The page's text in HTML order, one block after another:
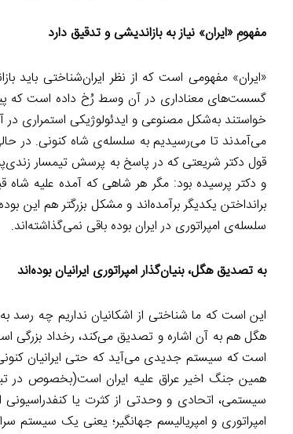
مفهومِ «ایران» نیاز به بازاندیشی و تدقیق دارد
«ایران» مفهومی است که از نظر ایران‌شناختی باید
گسست‌های معناداری در آن وسط رُخ داده است که
خواستند به‌شکل مصنوعی و ایدئولوژیکی استمراری
می‌آمدند تا می‌رسیدیم به سلسله‌ی شاه کنونی. در
قول دکتر شریعتی که در پاسخ به پرسش تیمسار
و دکتر پرسیده بود: مگر هر شاهی که آمده علیه شاه
برانداختن یکدیگر برآمده‌اند و مشکل بزرگتر هم این
سلسله‌ی امپراتوری در ایران بوده باقی نمی‌گذاشته‌اند.
به تصدیق هگل، بنیان‌گذار امپراتوری ایرانیان بوده‌اند
این است که ما شناختی از اشکانیان نداریم چه رسد
هگل هم به آن اشاره و تصدیق می‌کند، رخداد بزرگی
است که سیستم جدیدی می‌آید که حتی ایرانیان
همین جنگ اخیر عراق علیه ایران است(بخصوص در
سیستمی، اتحادی و وحدتی از کثرت یا
امپراتوری و امپریالیسم جهانگیر؛ یعنی یک